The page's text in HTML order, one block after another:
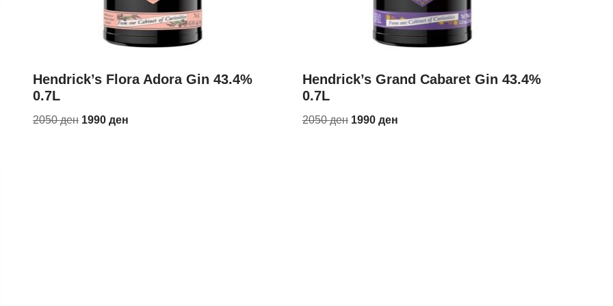
Hendrick’s Flora Adora Gin 43.4%
0.7L
2050ден 1990 ден
Hendrick’s Grand Cabaret Gin 43.4%
0.7L
2050ден 1990 ден